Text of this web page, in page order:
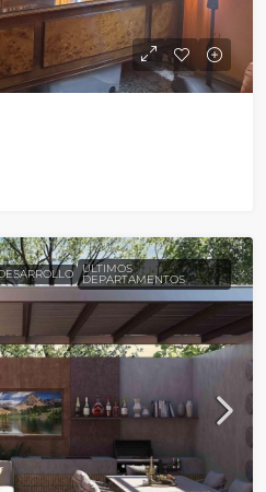
ÚLTIMOS
DEPARTAMENTOS